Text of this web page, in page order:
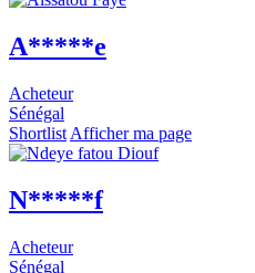
A*****e
Acheteur
Sénégal
Shortlist Afficher ma page
N*****f
Acheteur
Sénégal